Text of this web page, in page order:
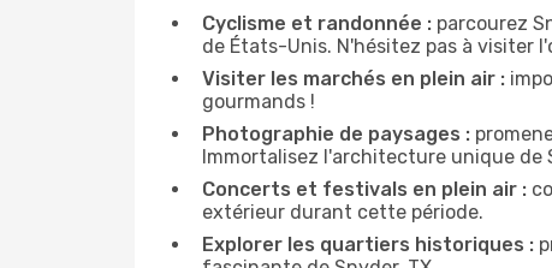
Cyclisme et randonnée : parcourez
de États-Unis. N'hésitez pas à visiter
Visiter les marchés en plein air :
gourmands !
Photographie de paysages :
Immortalisez l'architecture unique de
Concerts et festivals en plein air :
extérieur durant cette période.
Explorer les quartiers historiques :